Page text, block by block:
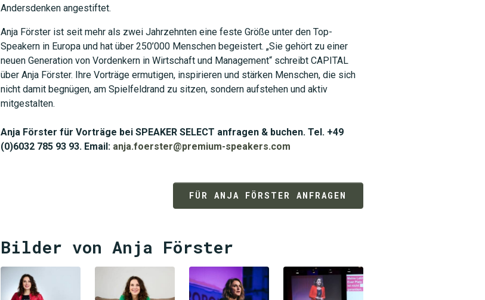
Andersdenken angestiftet.
Anja Förster ist seit mehr als zwei Jahrzehnten eine feste Größe unter den Top-
Speakern in Europa und hat über 250’000 Menschen begeistert. „Sie gehört zu einer
neuen Generation von Vordenkern in Wirtschaft und Management“ schreibt CAPITAL
über Anja Förster. Ihre Vorträge ermutigen, inspirieren und stärken Menschen, die sich
nicht damit begnügen, am Spielfeldrand zu sitzen, sondern aufstehen und aktiv
mitgestalten.
Anja Förster für Vorträge bei SPEAKER SELECT anfragen & buchen. Tel. +49
(0)6032 785 93 93. Email: anja.foerster@premium-speakers.com
FÜR ANJA FÖRSTER ANFRAGEN
Bilder von Anja Förster